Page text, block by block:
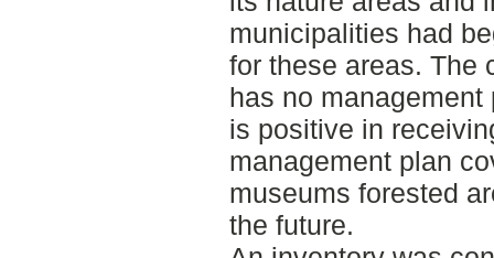
municipalities had
for these areas. The
has no
is positive in
management plan
museums forested
the future.